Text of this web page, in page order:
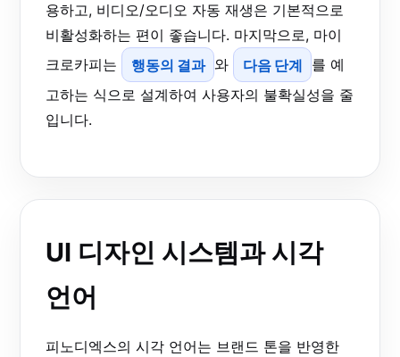
용하고, 비디오/오디오 자동 재생은 기본적으로
비활성화하는 편이 좋습니다. 마지막으로, 마이
크로카피는
행동의 결과 와 다음 단계 를 예
고하는 식으로 설계하여 사용자의 불확실성을 줄
입니다.
UI 디자인 시스템과 시각
언어
피노디엑스의 시각 언어는 브랜드 톤을 반영한